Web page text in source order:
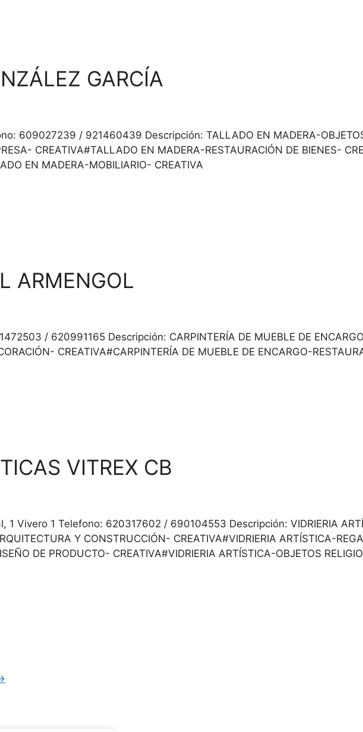
GARCÍA
609027239 / 921460439 Descripción: TALLADO EN MADERA-
CREATIVA#TALLADO EN MADERA-RESTAURACIÓN DE BIENES-
EN MADERA-MOBILIARIO- CREATIVA
ARMENGOL
/ 620991165 Descripción: CARPINTERÍA DE MUEBLE DE
CREATIVA#CARPINTERÍA DE MUEBLE DE ENCARGO-
VITREX CB
Vivero 1 Telefono: 620317602 / 690104553 Descripción: VIDRIERIA
Y CONSTRUCCIÓN- CREATIVA#VIDRIERIA ARTÍSTICA-
DE PRODUCTO- CREATIVA#VIDRIERIA ARTÍSTICA-OBJETOS